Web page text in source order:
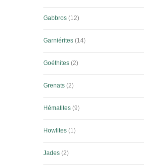
Gabbros 12
Garniérites 14
Goéthites 2
Grenats 2
Hématites 9
Howlites 1
Jades 2